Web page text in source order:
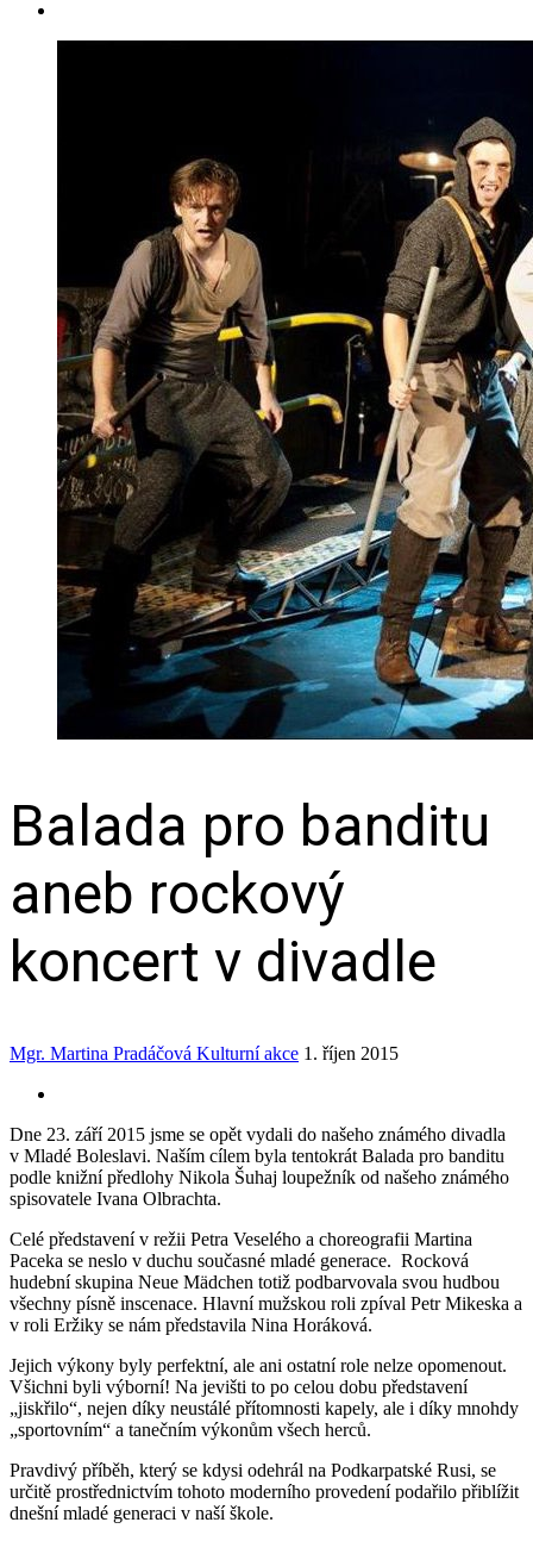
Balada pro banditu
aneb rockový
koncert v divadle
Mgr. Martina Pradáčová Kulturní akce 1. říjen 2015
Dne 23. září 2015 jsme se opět vydali do našeho známého divadla
v Mladé Boleslavi. Naším cílem byla tentokrát Balada pro banditu
podle knižní předlohy Nikola Šuhaj loupežník od našeho známého
spisovatele Ivana Olbrachta.
Celé představení v režii Petra Veselého a choreografii Martina
Paceka se neslo v duchu současné mladé generace. Rocková
hudební skupina Neue Mädchen totiž podbarvovala svou hudbou
všechny písně inscenace. Hlavní mužskou roli zpíval Petr Mikeska a
v roli Eržiky se nám představila Nina Horáková.
Jejich výkony byly perfektní, ale ani ostatní role nelze opomenout.
Všichni byli výborní! Na jevišti to po celou dobu představení
„jiskřilo“, nejen díky neustálé přítomnosti kapely, ale i díky mnohdy
„sportovním“ a tanečním výkonům všech herců.
Pravdivý příběh, který se kdysi odehrál na Podkarpatské Rusi, se
určitě prostřednictvím tohoto moderního provedení podařilo přiblížit
dnešní mladé generaci v naší škole.